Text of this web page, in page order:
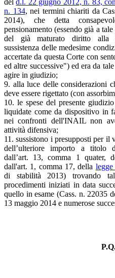
n. 134, nei termini chiariti da
2014), che detta
pensionamento (essendo già a
del già maturato diritto alla
sussistenza delle medesime
accertate da questa Corte con
ed altre successive") ed era da
agire in giudizio;
9. alla luce delle considerazioni
deve essere rigettato (con
10. le spese del presente
liquidate come da dispositivo in
nei confronti dell'INAIL non
attività difensiva;
11. sussistono i presupposti per il
dell’ulteriore importo a titolo
dall’art. 13, comma 1 quater,
dall'art. 1, comma 17, della
di stabilità 2013) trovando
procedimenti iniziati in data
quello in esame (Cass. n. 22035
13 maggio 2014 e numerose